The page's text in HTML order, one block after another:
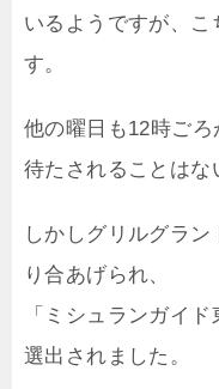
いるようですが、
す。
他の曜日も12時ご
待たされることはな
しかしグリルグラ
り合あげられ、
「ミシュランガイ
選出されました。